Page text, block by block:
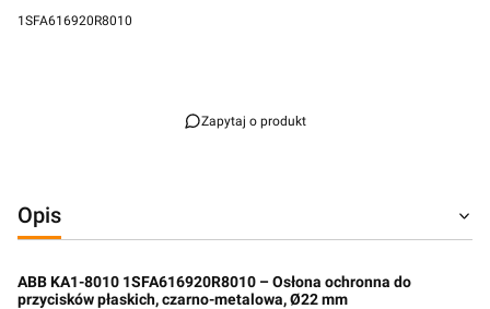
1SFA616920R8010
Zapytaj o produkt
Opis
ABB KA1-8010 1SFA616920R8010 – Osłona ochronna do
przycisków płaskich, czarno-metalowa, Ø22 mm